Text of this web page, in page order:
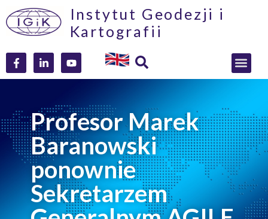
Instytut Geodezji i
Kartografii
Profesor Marek
Baranowski
ponownie
Sekretarzem